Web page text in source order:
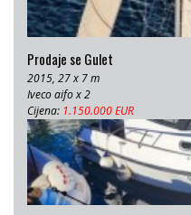
Prodaje se Gulet
2015, 27 x 7 m
Iveco aifo x 2
Cijena: 1.150.000 EUR